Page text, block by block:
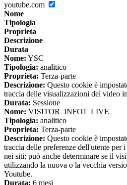
youtube.com
Nome
Tipologia
Proprieta
Descrizione
Durata
Nome: YSC
Tipologia: analitico
Proprieta: Terza-parte
Descrizione: Questo cookie è
traccia delle visualizzazioni dei video
Durata: Sessione
Nome: VISITOR_INFO1_LIVE
Tipologia: analitico
Proprieta: Terza-parte
Descrizione: Questo cookie è
traccia delle preferenze dell'utente per
nei siti; può anche determinare se il
utilizzando la nuova o la vecchia
Youtube.
Durata: 6 mesi